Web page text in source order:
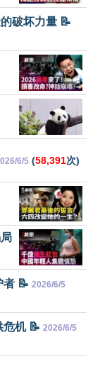
破坏力量 📝
6/5 (58,391次)
者 📝 2026/6/5
危机 📝 2026/6/5